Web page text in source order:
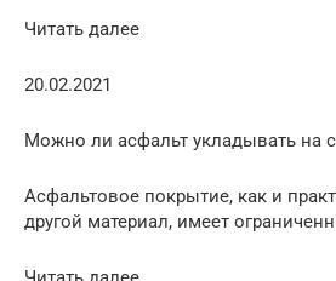
Читать далее
20.02.2021
Можно ли асфальт укладывать на
Асфальтовое покрытие, как и
другой материал, имеет